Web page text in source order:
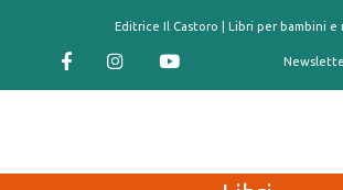
Editrice Il Castoro | Libri per bambini e